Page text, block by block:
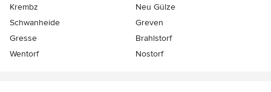
Krembz
Neu Gülze
Schwanheide
Greven
Gresse
Brahlstorf
Wentorf
Nostorf